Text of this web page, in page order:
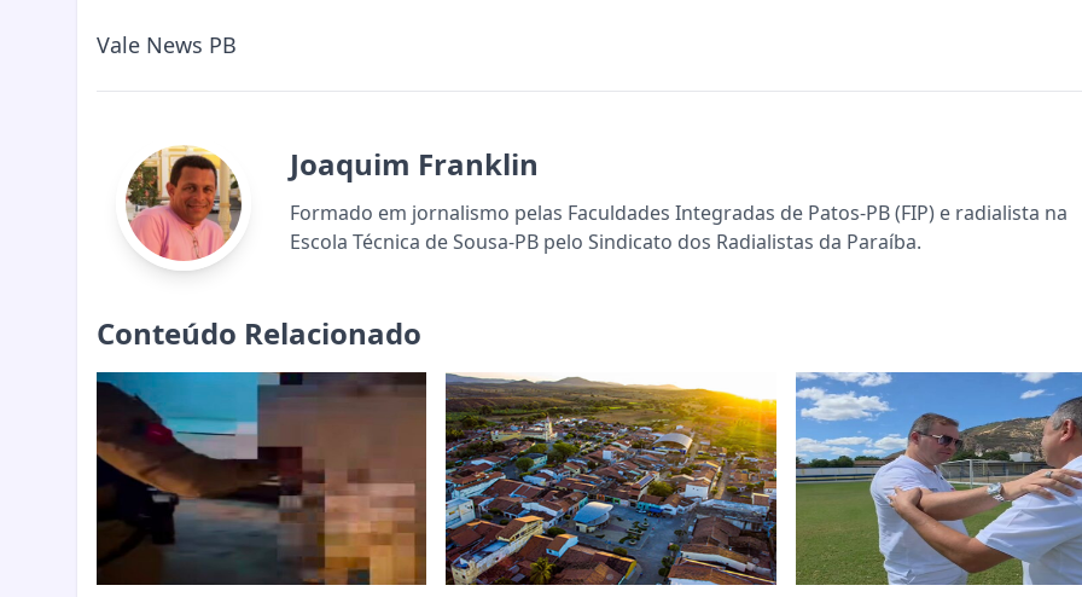
Vale News PB
Joaquim Franklin
Formado em jornalismo pelas Faculdades Integradas de Patos-PB (FIP) e radialista na
Escola Técnica de Sousa-PB pelo Sindicato dos Radialistas da Paraíba.
Conteúdo Relacionado